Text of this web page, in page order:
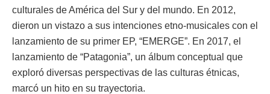
culturales de América del Sur y del mundo. En 2012,
dieron un vistazo a sus intenciones etno-musicales con el
lanzamiento de su primer EP, “EMERGE”. En 2017, el
lanzamiento de “Patagonia”, un álbum conceptual que
exploró diversas perspectivas de las culturas étnicas,
marcó un hito en su trayectoria.